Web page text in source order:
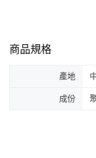
商品規格
產地
成份